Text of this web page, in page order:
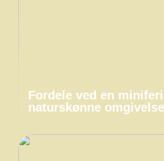
Fordele ved en
naturskønne